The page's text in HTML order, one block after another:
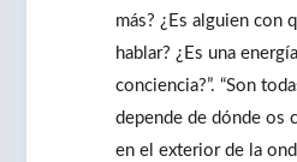
más? ¿Es alguien con
hablar? ¿Es una
conciencia?”. “Son
depende de dónde os
en el exterior de la